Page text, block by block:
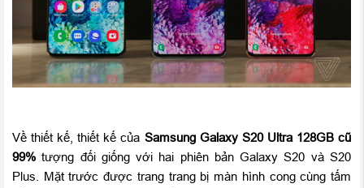
Về thiết kế, thiết kế của Samsung Galaxy S20 Ultra 128GB cũ
99% tượng đối giống với hai phiên bản Galaxy S20 và S20
Plus. Mặt trước được trang trang bị màn hình cong cùng tấm